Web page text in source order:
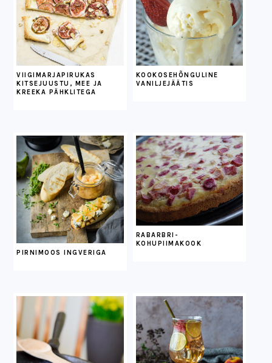
VIIGIMARJAPIRUKAS
KITSEJUUSTU, MEE JA
KREEKA PÄHKLITEGA
KOOKOSEHÕNGULINE
VANILJEJÄÄTIS
PIRNIMOOS INGVERIGA
RABARBRI-
KOHUPIIMAKOOK